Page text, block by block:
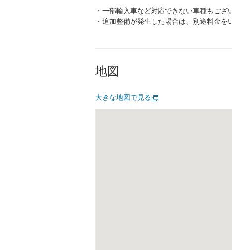
・一部輸入車など対応できない車種もござ
・追加整備が発生した場合は、別途料金を
地図
大きな地図で見る